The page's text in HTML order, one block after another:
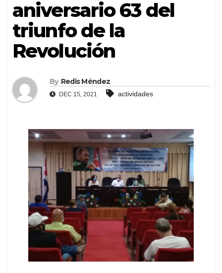
aniversario 63 del
triunfo de la
Revolución
By Redis Méndez
DEC 15, 2021 actividades